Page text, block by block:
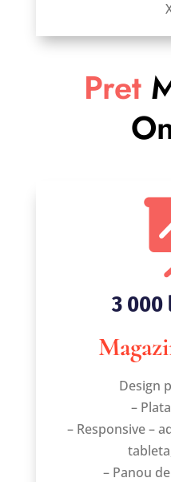
Pret
3 000
Design
–
– Responsive –
– Panou